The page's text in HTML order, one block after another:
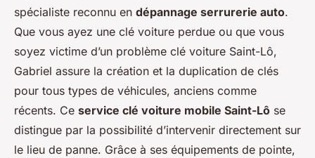
spécialiste reconnu en dépannage serrurerie auto.
Que vous ayez une clé voiture perdue ou que vous
soyez victime d’un problème clé voiture Saint-Lô,
Gabriel assure la création et la duplication de clés
pour tous types de véhicules, anciens comme
récents. Ce service clé voiture mobile Saint-Lô se
distingue par la possibilité d’intervenir directement sur
le lieu de panne. Grâce à ses équipements de pointe,